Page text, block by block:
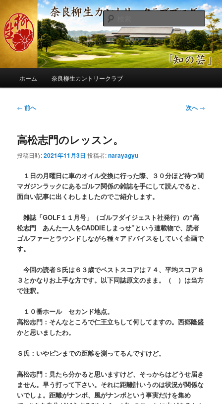
ン
コ
ン
へ
奈良柳生カントリークラブ総支配人
ブログ
季節の話題、クラブの出来事、コースの改修・更新作業、ゴルフに関する随
筆、喜怒哀楽などを気まぐれに発信します。
検
索
ホーム 奈良柳生カントリークラブ
投
ビ
ゲ
ー
ン
← 前へ 次へ→
高松志門のレッスン。
投稿日時:2021年11月3日 投稿者:narayagyu
１日の月曜日に車のオイル交換に行った際、３０分ほど待つ間
マガジンラックにあるゴルフ関係の雑誌を手にして読んでると、
面白い記事に出くわしましたのでご紹介します。
雑誌「GOLF１１月号」（ゴルフダイジェスト社発行）の“高
松志門 あんた一人をCADDIEしまっせ”という連載物で、読者
ゴルファーとラウンドしながら種々アドバイスをしていく企画で
す。
今回の読者Ｓ氏は６３歳でベストスコアは７４、平均スコア８
３とかなりお上手な方です。以下同誌原文のまま。（ ）は当方
で注釈。
１０番ホール セカンド地点。
高松志門：そんなところで仁王立ちして何してますの。西郷隆盛
かと思いましたわ。
Ｓ氏：いやピンまでの距離を測ってるんですけど。
高松志門：見たら分かると思いますけど、そっからはどうせ届き
ません。早う打って下さい。それに距離計いうのは状況が関係な
いでしょ。距離がナンボ、風がナンボという事実だけを集め